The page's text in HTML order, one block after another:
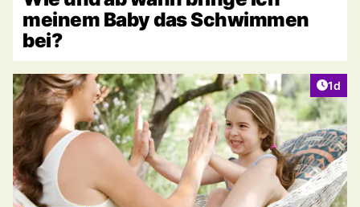
meinem Baby das Schwimmen
bei?
1d